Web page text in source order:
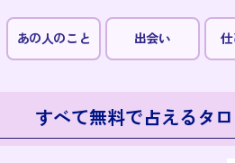
あの人のこと 出会い
すべて無料で占えるタ